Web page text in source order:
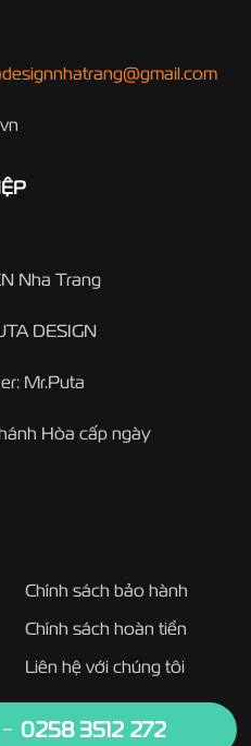
Nha Trang
DESIGN
Mr.Puta
Hòa cấp ngày
Chính sách bảo hành
Chính sách hoàn tiền
Liên hệ với chúng tôi
0258 3512 272